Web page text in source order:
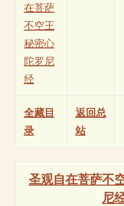
在菩萨
不空王
秘密心
陀罗尼
经
全藏目
录
返回总
站
圣观自在菩萨不
尼